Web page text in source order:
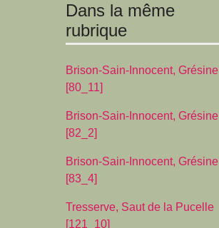
Dans la même
rubrique
Brison-Sain-Innocent, Grésine
[80_11]
Brison-Sain-Innocent, Grésine
[82_2]
Brison-Sain-Innocent, Grésine
[83_4]
Tresserve, Saut de la Pucelle
[121_10]